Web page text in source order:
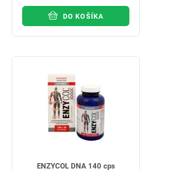
DO KOŠÍKA
ENZYCOL DNA 140 cps